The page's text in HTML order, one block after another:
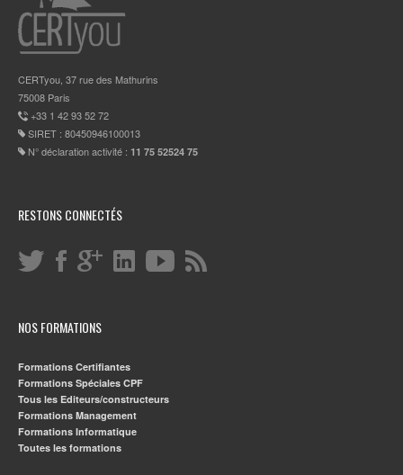
CERTyou, 37 rue des Mathurins
75008 Paris
+33 1 42 93 52 72
SIRET : 80450946100013
N° déclaration activité : 11 75 52524 75
RESTONS CONNECTÉS
NOS FORMATIONS
Formations Certifiantes
Formations Spéciales CPF
Tous les Editeurs/constructeurs
Formations Management
Formations Informatique
Toutes les formations